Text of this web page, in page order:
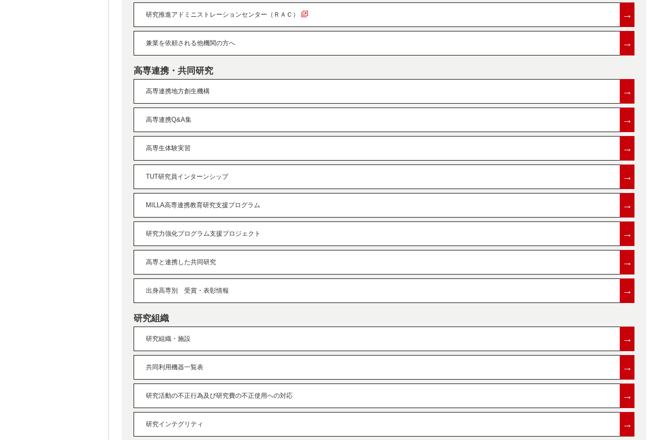
研究推進アドミニストレーションセンター（ＲＡＣ） →
兼業を依頼される他機関の方へ →
高専連携・共同研究
高専連携地方創生機構 →
高専連携Q&A集 →
高専生体験実習 →
TUT研究員インターンシップ →
MILLA高専連携教育研究支援プログラム →
研究力強化プログラム支援プロジェクト →
高専と連携した共同研究 →
出身高専別 受賞・表彰情報 →
研究組織
研究組織・施設 →
共同利用機器一覧表 →
研究活動の不正行為及び研究費の不正使用への対応 →
研究インテグリティ →